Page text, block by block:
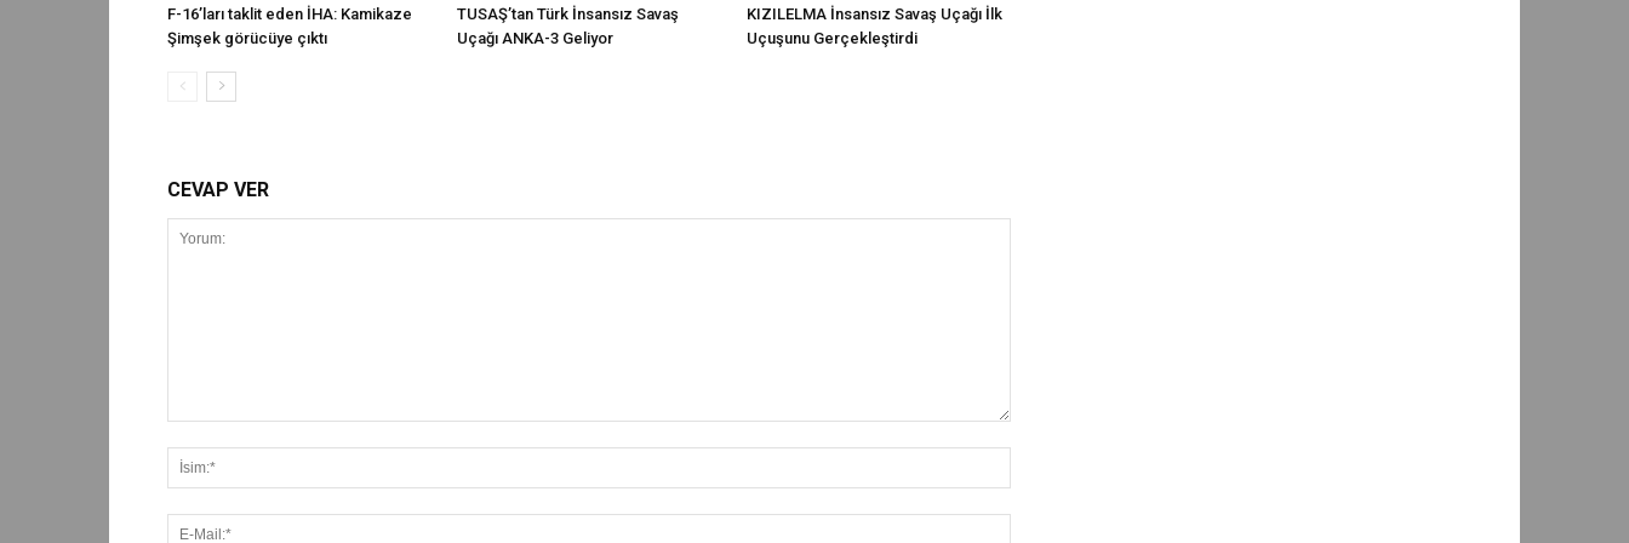
F-16’ları taklit eden İHA: Kamikaze
Şimşek görücüye çıktı
TUSAŞ’tan Türk İnsansız Savaş
Uçağı ANKA-3 Geliyor
KIZILELMA İnsansız Savaş Uçağı İlk
Uçuşunu Gerçekleştirdi
CEVAP VER